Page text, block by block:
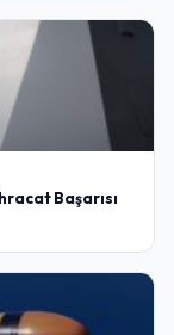
Başarısı